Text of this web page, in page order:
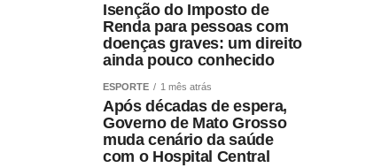
Isenção do Imposto de
Renda para pessoas com
doenças graves: um direito
ainda pouco conhecido
ESPORTE 1 mês atrás
Após décadas de espera,
Governo de Mato Grosso
muda cenário da saúde
com o Hospital Central